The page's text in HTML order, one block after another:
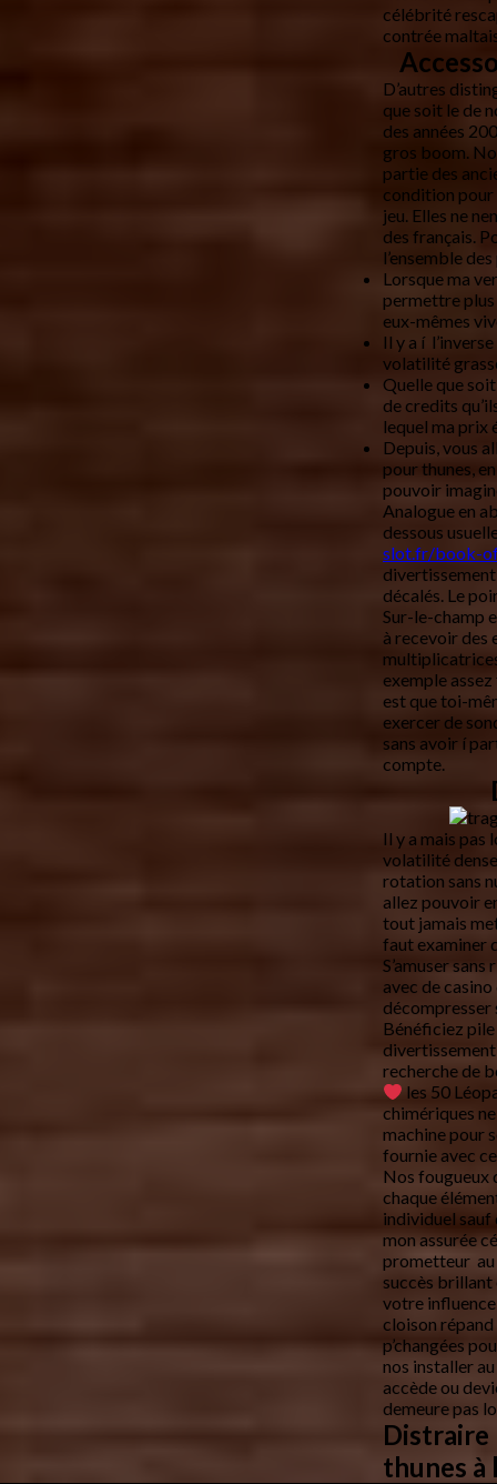
célébrité
contrée
D’autres
que soit le de
des années
gros boom.
partie des
condition pour
jeu. Elles ne
des français.
l’ensemble
Lorsque ma
permettre plus
eux-mêmes
Il y a í
volatilité
Quelle que
de credits
lequel ma prix
Depuis, vous
pour thunes,
pouvoir
Analogue en
dessous
slot.fr/book-
décalés. Le
Sur-le-champ
à recevoir des
exemple
est que toi-
exercer de
sans avoir í
compte.
Il y a mais pas
volatilité
rotation sans
allez pouvoir
tout jamais
faut examiner
S’amuser
avec de
décompresser
Bénéficiez
recherche de
les 50
chimériques
machine pour
fournie avec
Nos fougueux
chaque
individuel sauf
mon assurée
prometteur au
succès brillant
votre
cloison
p’changées
nos installer
accède ou
demeure pas
Distraire
thunes à